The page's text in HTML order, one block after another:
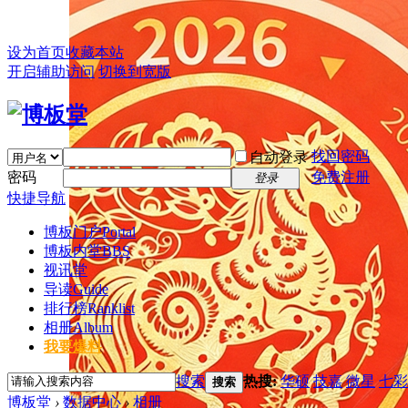
设为首页收藏本站
开启辅助访问 切换到宽版
自动登录 找回密码
密码
登录
免费注册
快捷导航
博板门户Portal
博板内堂BBS
视讯堂
导读Guide
排行榜Ranklist
相册Album
我要爆料
搜索 搜索 热搜:华硕 技嘉 微星 七
博板堂 › 数据中心 › 相册